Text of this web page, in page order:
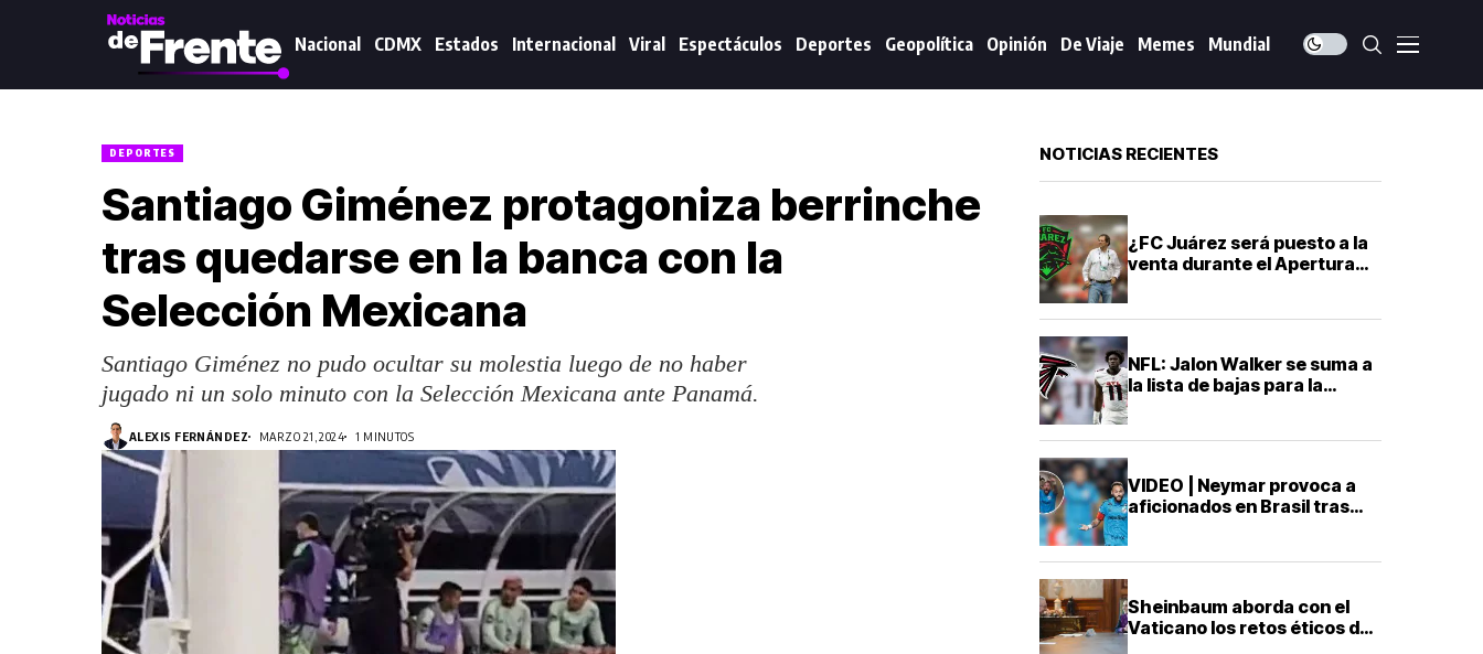
Nacional CDMX Estados Internacional Viral Espectáculos Deportes Geopolítica Opinión De Viaje Memes Mundial
DEPORTES
Santiago Giménez protagoniza berrinche
tras quedarse en la banca con la
Selección Mexicana
Santiago Giménez no pudo ocultar su molestia luego de no haber
jugado ni un solo minuto con la Selección Mexicana ante Panamá.
ALEXIS FERNÁNDEZ MARZO 21, 2024 1 MINUTOS
NOTICIAS RECIENTES
¿FC Juárez será puesto a la
venta durante el Apertura
NFL: Jalon Walker se suma a
la lista de bajas para la
VIDEO | Neymar provoca a
aficionados en Brasil tras
Sheinbaum aborda con el
Vaticano los retos éticos de